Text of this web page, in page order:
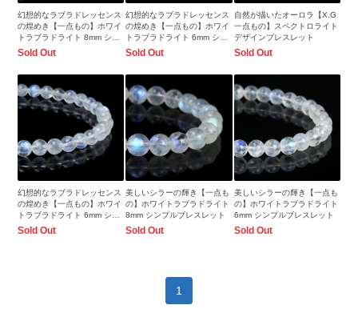
幻想的なラブラドレッセンス
の煌めき【一点もの】ホワイ
トラブラドライト 8mm シン
プルブレスレット【鑑別書付
Sold Out
幻想的なラブラドレッセンス
の煌めき【一点もの】ホワイ
トラブラドライト 6mm シン
プルブレスレット【鑑別書付
Sold Out
自然が描いたオーロラ【X.G
一点もの】スペクトロライト
デザインブレスレット
Sold Out
幻想的なラブラドレッセンス
の煌めき【一点もの】ホワイ
トラブラドライト 6mm シン
プルブレスレット
Sold Out
美しいシラーの輝き【一点も
の】ホワイトラブラドライト
8mm シンプルブレスレット
Sold Out
美しいシラーの輝き【一点も
の】ホワイトラブラドライト
6mm シンプルブレスレット
Sold Out
1